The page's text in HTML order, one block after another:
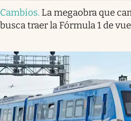
Cambios. La megaobra que
busca traer la Fórmula 1 de